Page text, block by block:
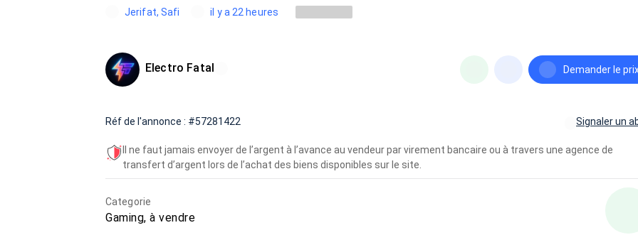
Jerifat, Safi il y a 22 heures
Electro Fatal Demander le
Réf de l'annonce : #57281422 Signaler un
Il ne faut jamais envoyer de l’argent à l’avance au vendeur par virement bancaire ou à travers une agence de
transfert d’argent lors de l’achat des biens disponibles sur le site.
Categorie
Gaming, à vendre